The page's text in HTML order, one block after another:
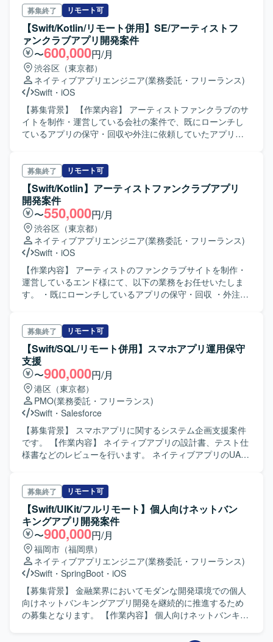
を求めています。
募集終了 リモート可
【Swift/Kotlin/リモート併用】SE/アーティストフ
ァンクラブアプリ開発案件
〜600,000円/月
渋谷区（東京都）
ネイティブアプリエンジニア(業務委託・フリーランス)
Swift ・ iOS
【募集背景】 【作業内容】 アーティストファンクラブのサ
イトを制作・運営している会社の案件で、既にローンチし
ているアプリの保守・回収や外注に依頼していたアプリ開
Kotlin, android Java を使用します。 【求める人物像】 【ポ
ジションの魅力】 【開発環境】 ・IDE：Xcode ・言語：
Swift, Kotlin, android Java
募集終了 リモート可
【Swift/Kotlin】アーティストファンクラブアプリ
開発案件
〜550,000円/月
渋谷区（東京都）
ネイティブアプリエンジニア(業務委託・フリーランス)
Swift ・ iOS
【作業内容】 アーティストのファンクラブサイトを制作・
運営しているエンド様にて、以下の業務をお任せいたしま
す。 ・既にローンチしているアプリの保守・回収 ・外注し
IDE：Xcode ・言語：Swift,Kotlin,android Java
募集終了 リモート可
【Swift/SQL/リモート併用】スマホアプリ運用保守
支援
〜900,000円/月
港区（東京都）
PMO(業務委託・フリーランス)
Swift ・ Salesforce
【募集背景】 スマホアプリに関するシステム企画支援案件
です。 【作業内容】 ネイティブアプリの設計書、テスト仕
様書などのレビューを行います。 ネイティブアプリのUAT
顧客側担当者のもとで、ネイティブアプリの機能追加・改
善に伴うレビュー、UAT支援、テスト支援、関連システム
連携対応などを実施します。 顧客側の立場で企画・調整・
受入支援を行う上流寄りのポジションです。
募集終了 リモート可
【Swift/UIKit/フルリモート】個人向けネットバン
キングアプリ開発案件
〜900,000円/月
福岡市（福岡県）
ネイティブアプリエンジニア(業務委託・フリーランス)
Swift ・ SpringBoot ・ iOS
【募集背景】 金融業界においてモダンな開発環境での個人
向けネットバンキングアプリ開発を継続的に推進するため
の募集となります。 【作業内容】 個人向けネットバンキン
計や開発、テストコードの実装、リファクタリング、コー